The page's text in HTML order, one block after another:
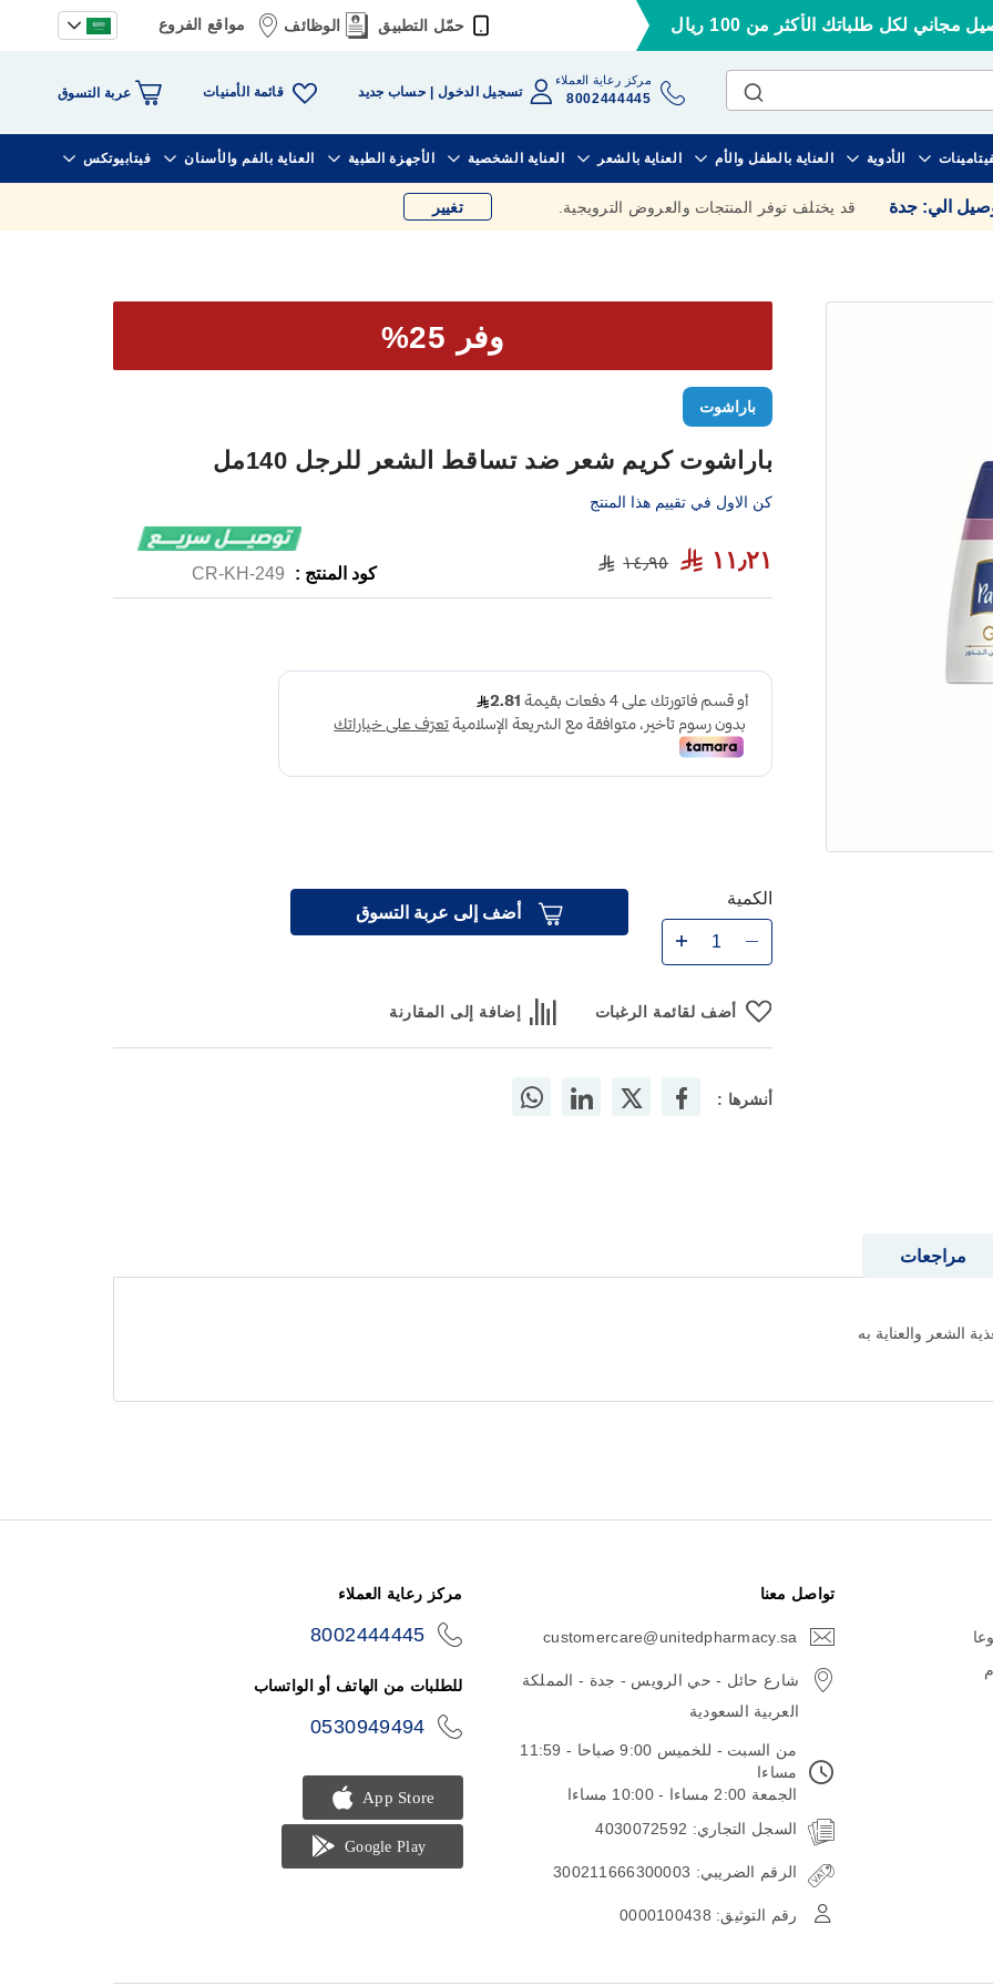
مجاني لكل طلباتك الأكثر من 100 ريال حمّل التطبيق الوظائف مواقع الفروع
مركز رعاية العملاء
8002444445 تسجيل الدخول حساب جديد قائمة الأمنيات عربة التسوق
الأدوية العناية بالطفل والأم العناية بالشعر العناية الشخصية الأجهزة الطبية العناية بالفم والأسنان فيتابيوتكس
الي: جدة قد يختلف توفر المنتجات والعروض الترويجية. تغيير
وفر 25%
باراشوت
باراشوت كريم شعر ضد تساقط الشعر للرجل 140مل
كن الاول في تقييم هذا المنتج
١١٫٢١ ١٤٫٩٥
كود المنتج : CR-KH-249
الكمية
أضف إلى عربة التسوق
أضف لقائمة الرغبات إضافة إلى المقارنة
أنشرها :
الشعر والعناية به
مراجعات
تواصل معنا
customercare@unitedpharmacy.sa
شارع حائل - حي الرويس - جدة - المملكة
العربية السعودية
من السبت - للخميس 9:00 صباحا - 11:59
مساءا
الجمعة 2:00 مساءا - 10:00 مساءا
السجل التجاري: 4030072592
الرقم الضريبي: 300211666300003
رقم التوثيق: 0000100438
مركز رعاية العملاء
8002444445
للطلبات من الهاتف أو الواتساب
0530949494